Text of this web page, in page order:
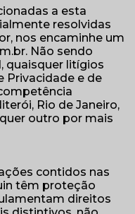
a esta
resolvidas
nos encaminhe um
Não sendo
quaisquer litígios
Privacidade e de
Rio de Janeiro,
outro por mais
contidos nas
têm proteção
direitos